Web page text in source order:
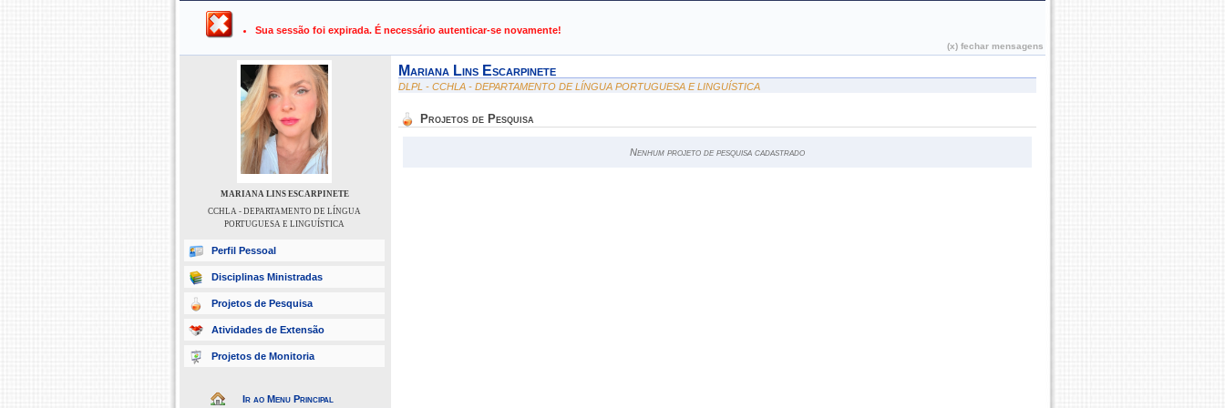
UFPB ›
Sua sessão foi expirada. É necessário autenticar-se novamente!
(x) fechar mensagens
MARIANA LINS ESCARPINETE
CCHLA - DEPARTAMENTO DE LÍNGUA
PORTUGUESA E LINGUÍSTICA
Perfil Pessoal
Disciplinas Ministradas
Projetos de Pesquisa
Atividades de Extensão
Projetos de Monitoria
Ir ao Menu Principal
Mariana Lins Escarpinete
DLPL - CCHLA - DEPARTAMENTO DE LÍNGUA PORTUGUESA E LINGUÍSTICA
Projetos de Pesquisa
Nenhum projeto de pesquisa cadastrado